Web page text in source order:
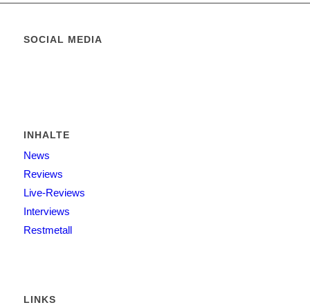
SOCIAL MEDIA
INHALTE
News
Reviews
Live-Reviews
Interviews
Restmetall
LINKS